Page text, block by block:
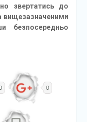
звертатись до
вищезазначеними
безпосередньо
0